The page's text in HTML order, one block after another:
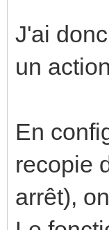
J'ai
un
En
recopie
arrêt),